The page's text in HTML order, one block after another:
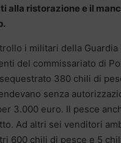
alla ristorazione e il
i militari della Guardia
del commissariato di
380 chili di
senza
3.000 euro. Il pesce
Ad altri sei venditori
600 chili di pesce e 5